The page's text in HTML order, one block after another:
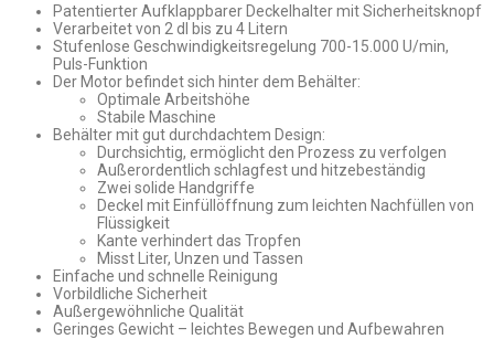
Patentierter Aufklappbarer Deckelhalter mit Sicherheitsknopf
Verarbeitet von 2 dl bis zu 4 Litern
Stufenlose Geschwindigkeitsregelung 700-15.000 U/min,
Puls-Funktion
Der Motor befindet sich hinter dem Behälter:
Optimale Arbeitshöhe
Stabile Maschine
Behälter mit gut durchdachtem Design:
Durchsichtig, ermöglicht den Prozess zu verfolgen
Außerordentlich schlagfest und hitzebeständig
Zwei solide Handgriffe
Deckel mit Einfüllöffnung zum leichten Nachfüllen von
Flüssigkeit
Kante verhindert das Tropfen
Misst Liter, Unzen und Tassen
Einfache und schnelle Reinigung
Vorbildliche Sicherheit
Außergewöhnliche Qualität
Geringes Gewicht – leichtes Bewegen und Aufbewahren